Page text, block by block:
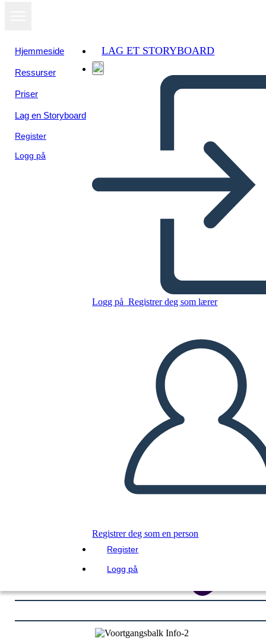
Hjemmeside
Ressurser
Priser
Lag en Storyboard
Register
Logg på
LAG ET STORYBOARD
Logg på Registrer deg som lærer
Registrer deg som en person
Register
Logg på
Kopier dette storyboardet
LAGE ET STORYBOARD
SPILLE AV LYSBILDEFREMVISNING
LES FOR MEG